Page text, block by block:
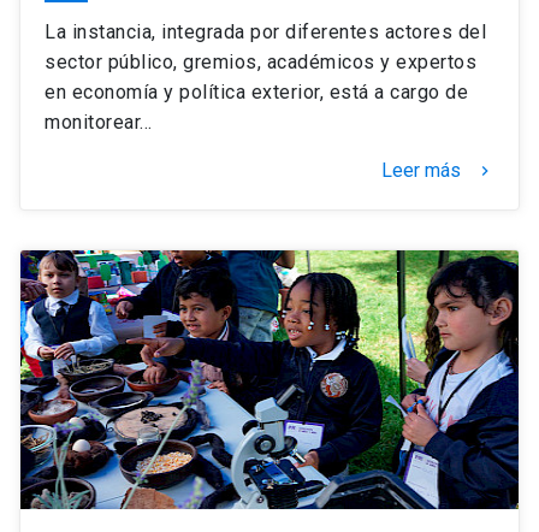
La instancia, integrada por diferentes actores del
sector público, gremios, académicos y expertos
en economía y política exterior, está a cargo de
monitorear…
Leer más keyboard_arrow_right